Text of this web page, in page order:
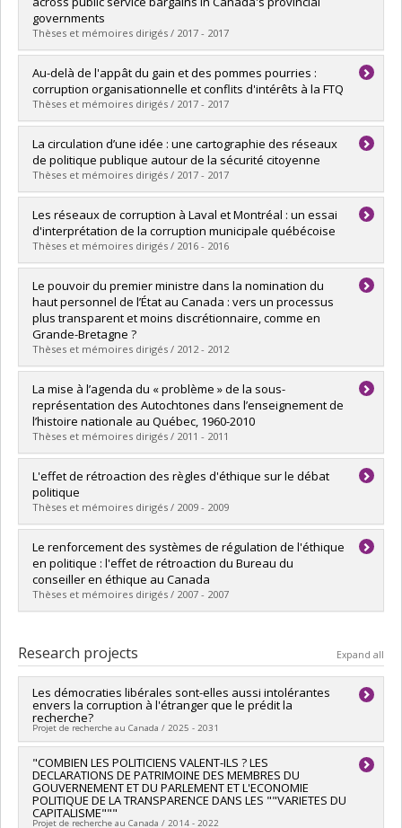
Grade :Ph. D.
Lien vers le document dans Papyrus
governments
Thèses et mémoires dirigés / 2017 - 2017
Graduate :Cooper, Christopher A.
Cycle :Doctoral
Grade :Ph. D.
Lien vers le document dans Papyrus
Au-delà de l'appât du gain et des pommes pourries :
corruption organisationnelle et conflits d'intérêts à la FTQ
Thèses et mémoires dirigés / 2017 - 2017
Graduate :Fortier, Marie-Kathryn
Cycle :Master's
Grade :M. Sc.
Lien vers le document dans Papyrus
La circulation d’une idée : une cartographie des réseaux
de politique publique autour de la sécurité citoyenne
Thèses et mémoires dirigés / 2017 - 2017
Graduate :Lazreg, Nordin
Cycle :Doctoral
Grade :Ph. D.
Lien vers le document dans Papyrus
Les réseaux de corruption à Laval et Montréal : un essai
d'interprétation de la corruption municipale québécoise
Thèses et mémoires dirigés / 2016 - 2016
Graduate :Daoust, Sophie
Cycle :Master's
Grade :M. Sc.
Lien vers le document dans Papyrus
Le pouvoir du premier ministre dans la nomination du
haut personnel de l’État au Canada : vers un processus
plus transparent et moins discrétionnaire, comme en
Grande-Bretagne ?
Thèses et mémoires dirigés / 2012 - 2012
Graduate :Depelteau-Paquette, Marie
Cycle :Master's
Grade :M. Sc.
Lien vers le document dans Papyrus
La mise à l’agenda du « problème » de la sous-
représentation des Autochtones dans l’enseignement de
l’histoire nationale au Québec, 1960-2010
Thèses et mémoires dirigés / 2011 - 2011
Graduate :Arsenault, Gabriel
Cycle :Master's
Grade :M. Sc.
Lien vers le document dans Papyrus
L'effet de rétroaction des règles d'éthique sur le débat
politique
Thèses et mémoires dirigés / 2009 - 2009
Graduate :Bordeleau, Christian
Cycle :Master's
Grade :M. Sc.
Lien vers le document dans Papyrus
Le renforcement des systèmes de régulation de l'éthique
en politique : l'effet de rétroaction du Bureau du
conseiller en éthique au Canada
Thèses et mémoires dirigés / 2007 - 2007
Cycle :Master's
Grade :M. Sc.
Lien vers le document dans Papyrus
Research projects Expand all
Les démocraties libérales sont-elles aussi intolérantes
envers la corruption à l'étranger que le prédit la
recherche?
Projet de recherche au Canada / 2025 - 2031
Lead researcher : Denis Saint-Martin
Funding sources:CRSH/Conseil de recherches en sciences
humaines du Canada
Grant programs:
"COMBIEN LES POLITICIENS VALENT-ILS ? LES
DECLARATIONS DE PATRIMOINE DES MEMBRES DU
GOUVERNEMENT ET DU PARLEMENT ET L'ECONOMIE
POLITIQUE DE LA TRANSPARENCE DANS LES ""VARIETES DU
CAPITALISME"""
Projet de recherche au Canada / 2014 - 2022